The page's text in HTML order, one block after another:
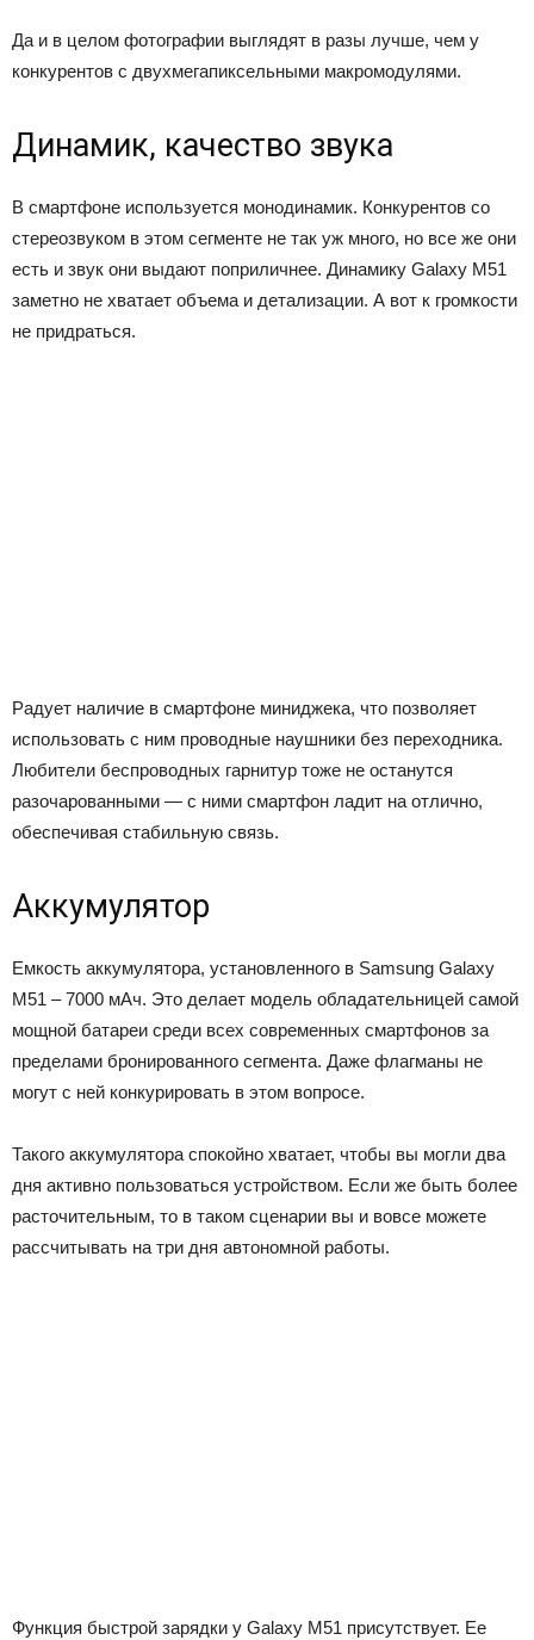
Да и в целом фотографии выглядят в разы лучше, чем у
конкурентов с двухмегапиксельными макромодулями.
Динамик, качество звука
В смартфоне используется монодинамик. Конкурентов со
стереозвуком в этом сегменте не так уж много, но все же они
есть и звук они выдают поприличнее. Динамику Galaxy M51
заметно не хватает объема и детализации. А вот к громкости
не придраться.
Радует наличие в смартфоне миниджека, что позволяет
использовать с ним проводные наушники без переходника.
Любители беспроводных гарнитур тоже не останутся
разочарованными — с ними смартфон ладит на отлично,
обеспечивая стабильную связь.
Аккумулятор
Емкость аккумулятора, установленного в Samsung Galaxy
M51 – 7000 мАч. Это делает модель обладательницей самой
мощной батареи среди всех современных смартфонов за
пределами бронированного сегмента. Даже флагманы не
могут с ней конкурировать в этом вопросе.
Такого аккумулятора спокойно хватает, чтобы вы могли два
дня активно пользоваться устройством. Если же быть более
расточительным, то в таком сценарии вы и вовсе можете
рассчитывать на три дня автономной работы.
Функция быстрой зарядки у Galaxy M51 присутствует. Ее